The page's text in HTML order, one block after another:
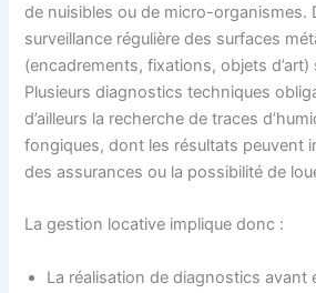
de nuisibles ou de micro-organismes.
surveillance régulière des surfaces
(encadrements, fixations, objets d’art)
Plusieurs diagnostics techniques
d’ailleurs la recherche de traces
fongiques, dont les résultats peuvent
des assurances ou la possibilité de
La gestion locative implique donc :
La réalisation de diagnostics avant